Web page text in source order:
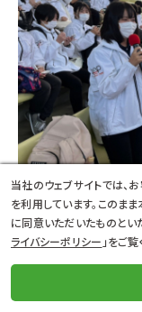
質疑応答には、卒業生
お忙しい中、ありがとう
個別相談
当社のウェブサイトでは、
を利用しています。このま
に同意いただいたものとい
ライバシーポリシー 」をご